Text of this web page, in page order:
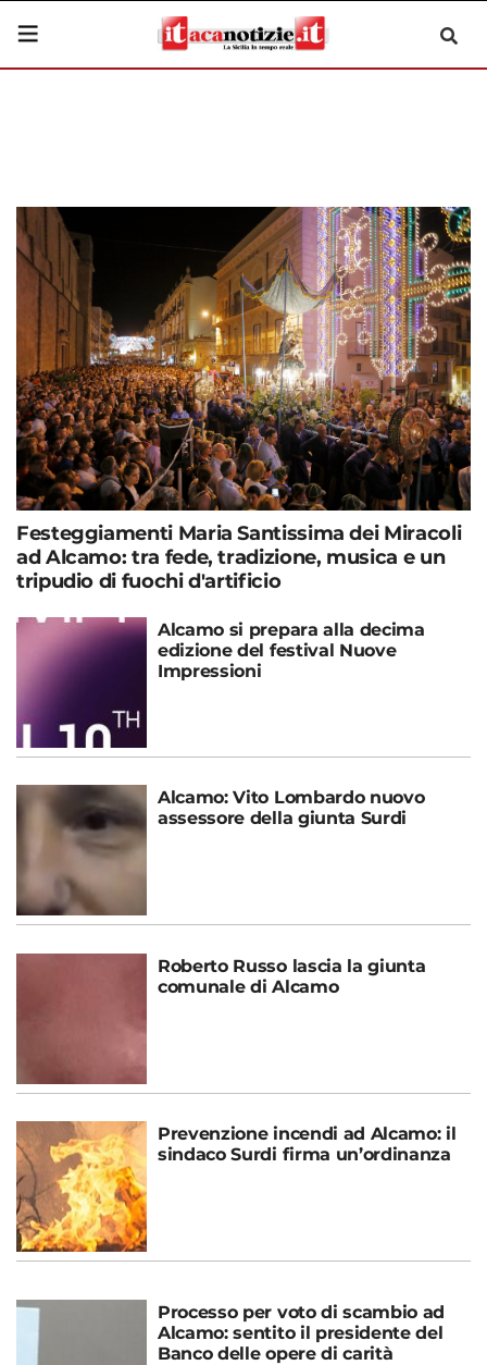
Festeggiamenti Maria Santissima dei Miracoli
ad Alcamo: tra fede, tradizione, musica e un
tripudio di fuochi d'artificio
Alcamo si prepara alla decima
edizione del festival Nuove
Impressioni
Alcamo: Vito Lombardo nuovo
assessore della giunta Surdi
Roberto Russo lascia la giunta
comunale di Alcamo
Prevenzione incendi ad Alcamo: il
sindaco Surdi firma un’ordinanza
Processo per voto di scambio ad
Alcamo: sentito il presidente del
Banco delle opere di carità